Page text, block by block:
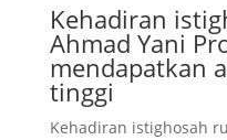
Kehadiran
Ahmad Yani
mendapatkan
tinggi
Kehadiran istighosah